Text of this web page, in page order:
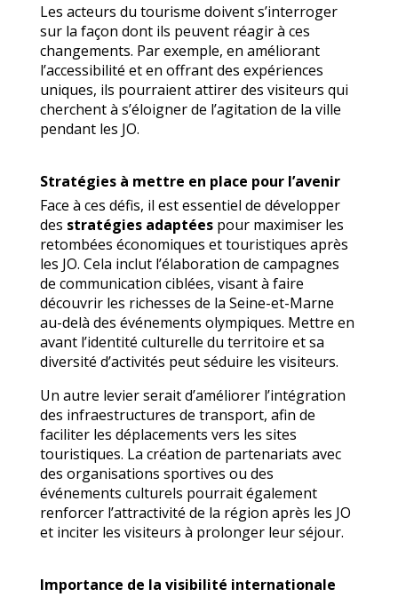
Les acteurs du tourisme doivent s’interroger
sur la façon dont ils peuvent réagir à ces
changements. Par exemple, en améliorant
l’accessibilité et en offrant des expériences
uniques, ils pourraient attirer des visiteurs qui
cherchent à s’éloigner de l’agitation de la ville
pendant les JO.
Stratégies à mettre en place pour l’avenir
Face à ces défis, il est essentiel de développer
des stratégies adaptéespour maximiser les
retombées économiques et touristiques après
les JO. Cela inclut l’élaboration de campagnes
de communication ciblées, visant à faire
découvrir les richesses de la Seine-et-Marne
au-delà des événements olympiques. Mettre en
avant l’identité culturelle du territoire et sa
diversité d’activités peut séduire les visiteurs.
Un autre levier serait d’améliorer l’intégration
des infraestructures de transport, afin de
faciliter les déplacements vers les sites
touristiques. La création de partenariats avec
des organisations sportives ou des
événements culturels pourrait également
renforcer l’attractivité de la région après les JO
et inciter les visiteurs à prolonger leur séjour.
Importance de la visibilité internationale